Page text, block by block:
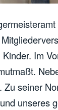
Im
seiner
unseres